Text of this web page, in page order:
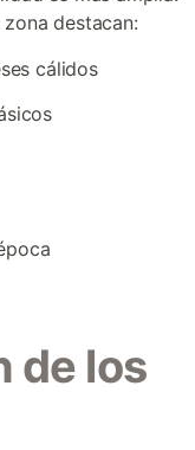
destacan:
cálidos
de los